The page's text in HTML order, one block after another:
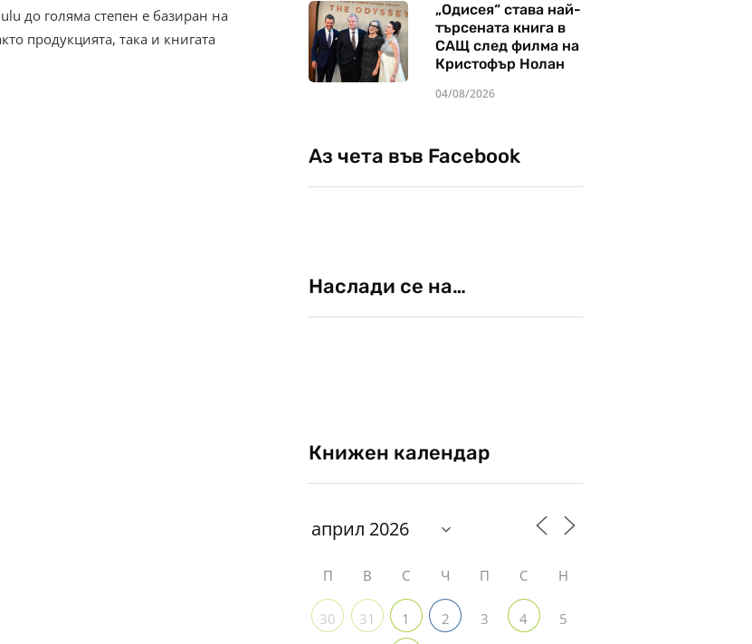
до голяма степен е базиран на
продукцията, така и книгата
„Одисея“ става най-
търсената книга в
САЩ след филма на
Кристофър Нолан
04/08/2026
Аз чета във Facebook
Наслади се на…
Книжен календар
П В С Ч П С Н
30 31 1 2 3 4 5